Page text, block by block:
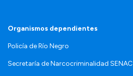
Organismos dependientes
Policía de Río Negro
Secretaría de Narcocriminalidad SENAC